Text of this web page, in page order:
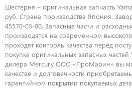
Шестерня – оригинальная запчасть
руб. Страна производства Япония.
45570-03-00. Запасные части и
производятся на современном
проходят контроль качества перед
покупке оригинальных запасных
дилера Mercury ООО «ПроМарин» вы
качестве и долговечности
гарантийном покрытии покупаемых